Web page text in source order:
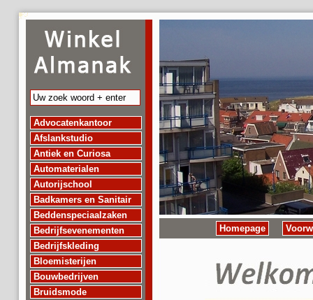
Advocatenkantoor
Afslankstudio
Antiek en Curiosa
Automaterialen
Autorijschool
Badkamers en Sanitair
Beddenspeciaalzaken
Bedrijfsevenementen
Bedrijfskleding
Bloemisterijen
Bouwbedrijven
Bruidsmode
Homepage